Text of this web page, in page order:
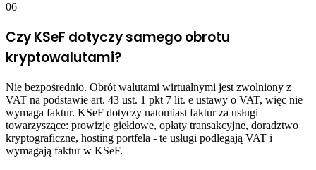
06
Czy KSeF dotyczy samego obrotu
kryptowalutami?
Nie bezpośrednio. Obrót walutami wirtualnymi jest zwolniony z
VAT na podstawie art. 43 ust. 1 pkt 7 lit. e ustawy o VAT, więc nie
wymaga faktur. KSeF dotyczy natomiast faktur za usługi
towarzyszące: prowizje giełdowe, opłaty transakcyjne, doradztwo
kryptograficzne, hosting portfela - te usługi podlegają VAT i
wymagają faktur w KSeF.